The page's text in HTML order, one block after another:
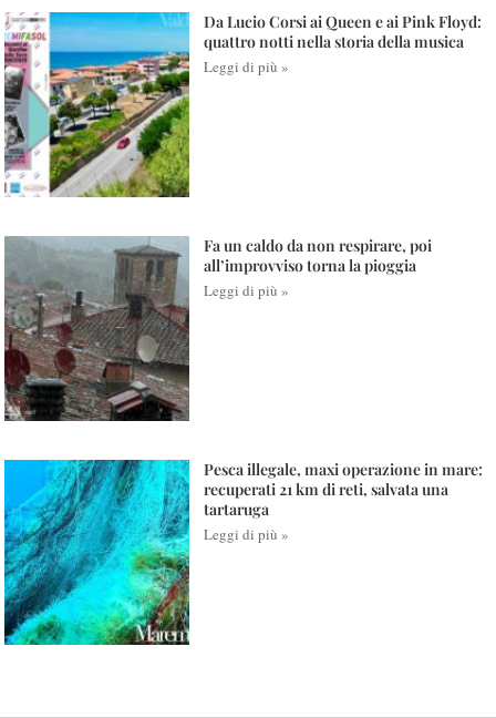
Da Lucio Corsi ai Queen e ai Pink Floyd:
quattro notti nella storia della musica
Leggi di più »
Fa un caldo da non respirare, poi
all’improvviso torna la pioggia
Leggi di più »
Pesca illegale, maxi operazione in mare:
recuperati 21 km di reti, salvata una
tartaruga
Leggi di più »